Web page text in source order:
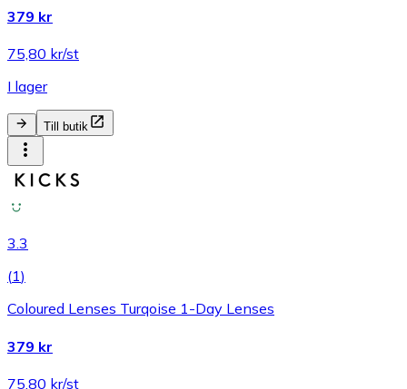
379 kr
75,80 kr/st
I lager
Till butik
3.3
(1)
Coloured Lenses Turqoise 1-Day Lenses
379 kr
75,80 kr/st